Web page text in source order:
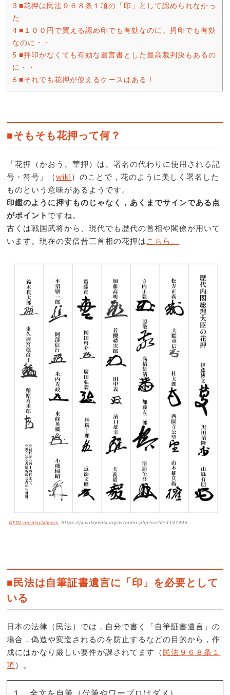
3 ■花押は民法９６８条１項の「印」として認められなかっ
た
4 ■１００円で買える認め印でも有効なのに。拇印でも有効
なのに・・
5 ■押印がなくても有効な遺言書とした最高裁判決もあるの
に・・
6 ■それでも花押が使えるケースはある！
■そもそも花押って何？
「花押（かおう、華押）は、署名の代わりに使用される記
号・符号」（wiki ）のことで，花のように美しく署名した
ものという意味があるようです。
印鑑のように押すものじゃなく，あくまでサインである点
がポイント ですね。
古くは戦国武将から、現代でも歴代の首相や閣僚が用いて
います。現在の安倍晋三首相の花押は こちら。
GFDL-no-disclaimers, https://ja.wikipedia.org/w/index.php?curid=1141446
■民法は自筆証書遺言に「印」を必要として
いる
日本の法律（民法）では，自分で書く「自筆証書遺言」の
場合，偽造や変造されるのを防止するなどの目的から，作
成にはかなり厳しい要件が課されてます（ 民法９６８条１
項）。
１ 全文を自筆（代筆やワープロはダメ）